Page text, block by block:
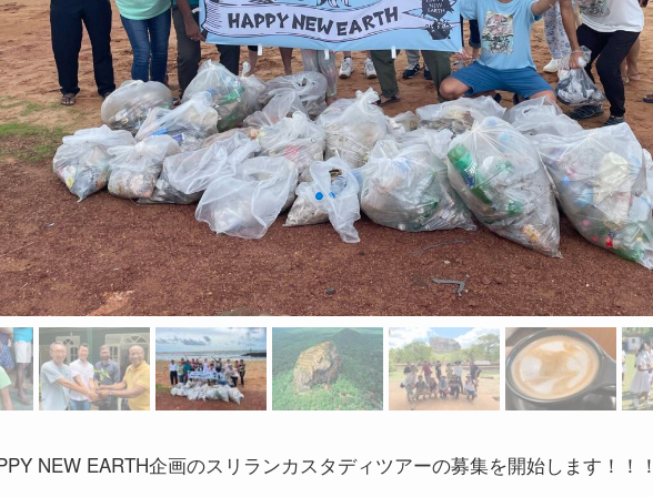
NEW EARTH企画のスリランカスタディツアーの募集を開始します！！